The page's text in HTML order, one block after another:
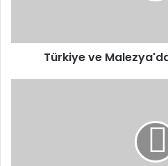
Türkiye ve